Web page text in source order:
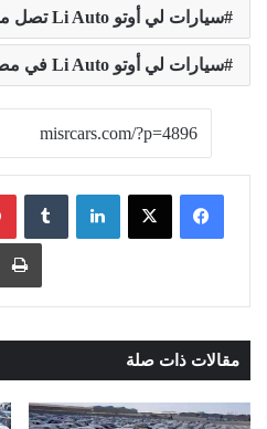
سيارات لي أوتو Li Auto تصل مصر
سيارات لي أوتو Li Auto في مصر
لينكدإن ‏Tumblr
مقالات ذات صلة